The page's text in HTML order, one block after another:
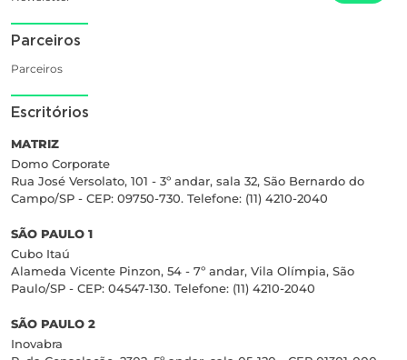
Parceiros
Parceiros
Escritórios
MATRIZ
Domo Corporate
Rua José Versolato, 101 - 3º andar, sala 32, São Bernardo do
Campo/SP - CEP: 09750-730. Telefone: (11) 4210-2040
SÃO PAULO 1
Cubo Itaú
Alameda Vicente Pinzon, 54 - 7º andar, Vila Olímpia, São
Paulo/SP - CEP: 04547-130. Telefone: (11) 4210-2040
SÃO PAULO 2
Inovabra